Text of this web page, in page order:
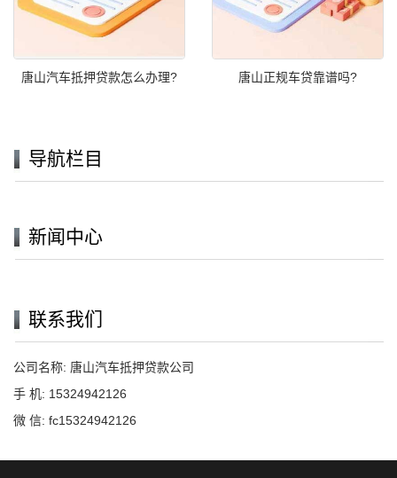
唐山汽车抵押贷款怎么办理? 唐山正规车贷靠谱吗?
导航栏目
新闻中心
联系我们
公司名称: 唐山汽车抵押贷款公司
手 机: 15324942126
微 信: fc15324942126